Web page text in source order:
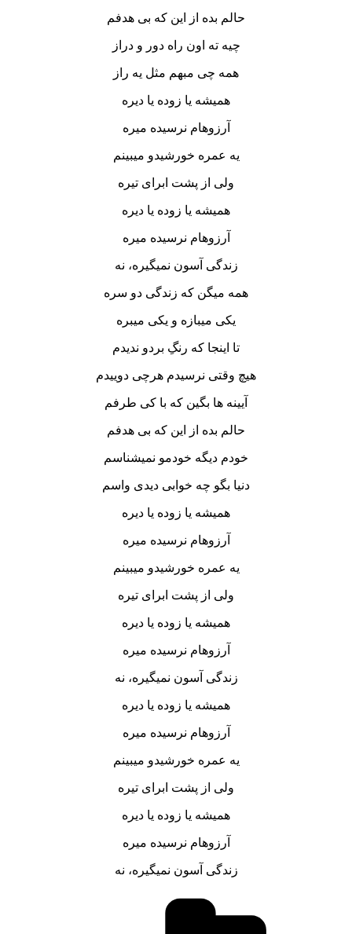
حالم بده از این که بی هدفم
چیه ته اون راه دور و دراز
همه چی مبهم مثل یه راز
همیشه یا زوده یا دیره
آرزوهام نرسیده میره
یه عمره خورشیدو میبینم
ولی از پشت ابرای تیره
همیشه یا زوده یا دیره
آرزوهام نرسیده میره
زندگی آسون نمیگیره، نه
همه میگن که زندگی دو سره
یکی میبازه و یکی میبره
تا اینجا که رنگِ بردو ندیدم
هیچ وقتی نرسیدم هرچی دوییدم
آیینه ها بگین که با کی طرفم
حالم بده از این که بی هدفم
خودم دیگه خودمو نمیشناسم
دنیا بگو چه خوابی دیدی واسم
همیشه یا زوده یا دیره
آرزوهام نرسیده میره
یه عمره خورشیدو میبینم
ولی از پشت ابرای تیره
همیشه یا زوده یا دیره
آرزوهام نرسیده میره
زندگی آسون نمیگیره، نه
همیشه یا زوده یا دیره
آرزوهام نرسیده میره
یه عمره خورشیدو میبینم
ولی از پشت ابرای تیره
همیشه یا زوده یا دیره
آرزوهام نرسیده میره
زندگی آسون نمیگیره، نه